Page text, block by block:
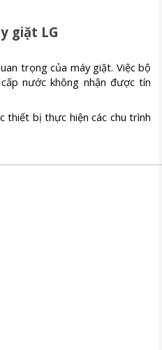
giặt LG
trọng của máy giặt. Việc bộ
nước không nhận được tín
thiết bị thực hiện các chu trình